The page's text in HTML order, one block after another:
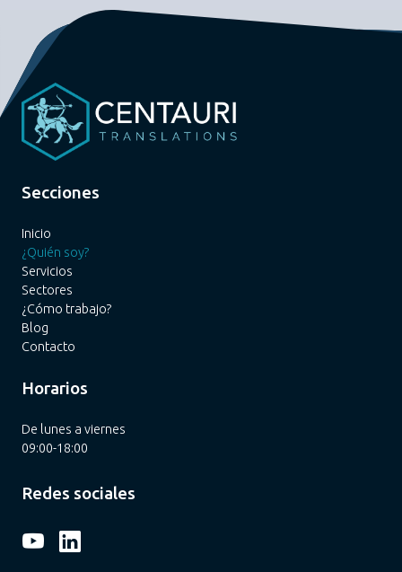
Secciones
Inicio
¿Quién soy?
Servicios
Sectores
¿Cómo trabajo?
Blog
Contacto
Horarios
De lunes a viernes
09:00-18:00
Redes sociales